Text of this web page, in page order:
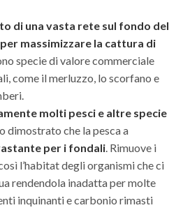
di una vasta rete sul fondo del
massimizzare la cattura di
specie di valore commerciale
come il merluzzo, lo scorfano e
molti pesci e altre specie
dimostrato che la pesca a
per i fondali. Rimuove i
l’habitat degli organismi che ci
rendendola inadatta per molte
inquinanti e carbonio rimasti